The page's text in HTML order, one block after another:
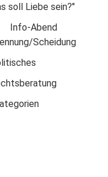
soll Liebe sein?"
Info-Abend
Scheidung